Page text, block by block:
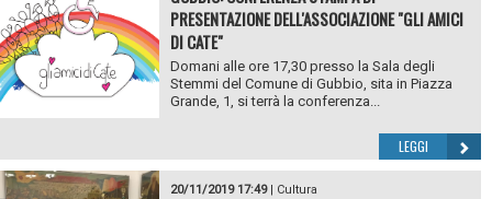
PRESENTAZIONE DELL'ASSOCIAZIONE "GLI AMICI
DI CATE"
Domani alle ore 17,30 presso la Sala degli
Stemmi del Comune di Gubbio, sita in Piazza
Grande, 1, si terrà la conferenza...
LEGGI
20/11/2019 17:49| Cultura